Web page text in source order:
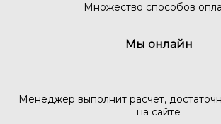
Множество способов
Мы онлайн
Менеджер выполнит расчет,
на сайте